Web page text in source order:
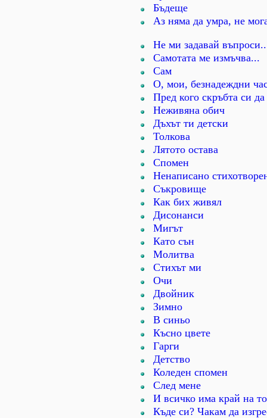
Бъдеще
Аз няма да умра, не
Не ми задавай
Самотата ме измъчва...
Сам
О, мои, безнадеждни
Пред кого скръбта си
Неживяна обич
Дъхът ти детски
Толкова
Лятото остава
Спомен
Ненаписано
Съкровище
Как бих живял
Дисонанси
Мигът
Като сън
Молитва
Стихът ми
Очи
Двойник
Зимно
В синьо
Късно цвете
Гарги
Детство
Коледен спомен
След мене
И всичко има край на
Къде си? Чакам да